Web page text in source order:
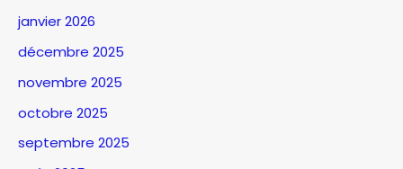
janvier 2026
décembre 2025
novembre 2025
octobre 2025
septembre 2025